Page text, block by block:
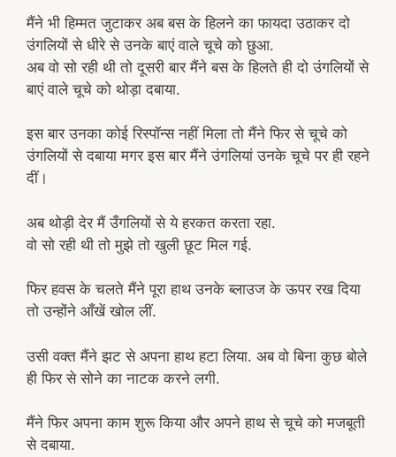
मैंने भी हिम्मत जुटाकर अब बस के हिलने का फायदा उठाकर दो
उंगलियों से धीरे से उनके बाएं वाले चूचे को छुआ.
अब वो सो रही थी तो दूसरी बार मैंने बस के हिलते ही दो उंगलियों से
बाएं वाले चूचे को थोड़ा दबाया.
इस बार उनका कोई रिस्पॉन्स नहीं मिला तो मैंने फिर से चूचे को
उंगलियों से दबाया मगर इस बार मैंने उंगलियां उनके चूचे पर ही रहने
दीं।
अब थोड़ी देर मैं उँगलियों से ये हरकत करता रहा.
वो सो रही थी तो मुझे तो खुली छूट मिल गई.
फिर हवस के चलते मैंने पूरा हाथ उनके ब्लाउज के ऊपर रख दिया
तो उन्होंने आँखें खोल लीं.
उसी वक्त मैंने झट से अपना हाथ हटा लिया. अब वो बिना कुछ बोले
ही फिर से सोने का नाटक करने लगी.
मैंने फिर अपना काम शुरू किया और अपने हाथ से चूचे को मजबूती
से दबाया.